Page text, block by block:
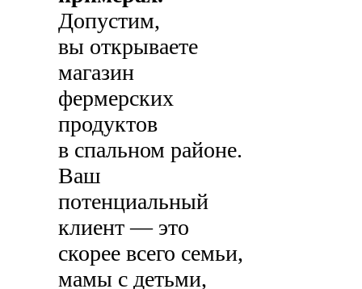
Допустим,
вы открываете
магазин
фермерских
продуктов
в спальном районе.
Ваш
потенциальный
клиент — это
скорее всего семьи,
мамы с детьми,